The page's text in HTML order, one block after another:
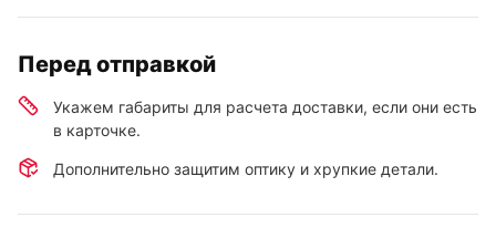
Перед отправкой
Укажем габариты для расчета доставки, если они есть
в карточке.
Дополнительно защитим оптику и хрупкие детали.